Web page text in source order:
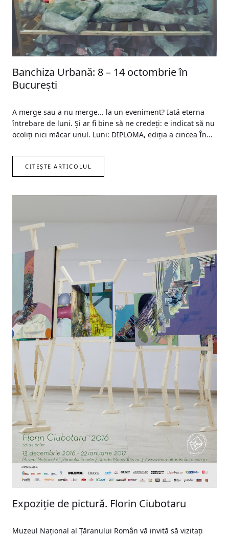
Banchiza Urbană: 8 – 14 octombrie în
București
A merge sau a nu merge... la un eveniment? Iată eterna
întrebare de luni. Și ar fi bine să ne credeți: e indicat să nu
ocoliți nici măcar unul. Luni: DIPLOMA, ediția a cincea În...
CITEȘTE ARTICOLUL
Expoziție de pictură. Florin Ciubotaru
Muzeul Național al Țăranului Român vă invită să vizitați